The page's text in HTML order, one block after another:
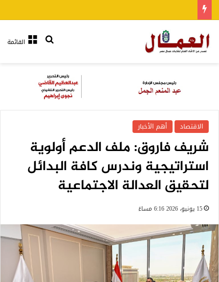
القائمةبحث عن
الاقتصاد أهم الأخبار
شريف فاروق: ملف الدعم أولوية
استراتيجية وندرس كافة البدائل
لتحقيق العدالة الاجتماعية
15 يونيو، 2026 6:16 مساءً